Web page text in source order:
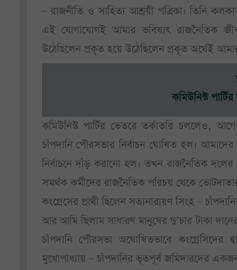
– রাজনীতি ও সাহিত্য আশ্রয়ী পত্রিকা। তিনি
এই যোগাযোগই আমার ভবিষ্যৎ রাজনৈতিক
উঠেছিলেন প্রকৃত হয়ে উঠেছিলেন প্রকৃত অর্থেই
কমিউনিস্ট
কমিউনিস্ট পার্টির ভেতরে তর্কাতরি চললেও,
চাঁপদানি পৌরসভার নির্বাচন ঘোষিত হল।
নির্বাচনে দাঁড় করানো হল। তখন রাজনৈতিক দলের
সমর্থক কর্মীদের রাজনৈতিক পরিচয় থেকে
কংগ্রেসের প্রার্থী ছিলেন সত্যনারায়ণ সিংহ –
আর আমি ছিলাম সাধারণ মানুষের দু’চার টাকা দানের
চাঁপদানি পৌরসভা অঘোষিতভাবে কংগ্রেসিদের
মুখোপাধ্যায় – চাঁপদানির ভূতপূর্ব জমিদারদের